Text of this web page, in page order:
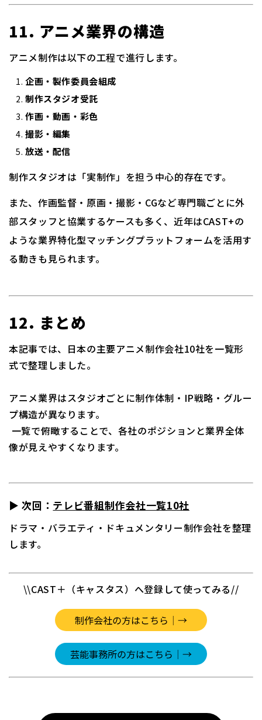
11. アニメ業界の構造
アニメ制作は以下の工程で進行します。
企画・製作委員会組成
制作スタジオ受託
作画・動画・彩色
撮影・編集
放送・配信
制作スタジオは「実制作」を担う中心的存在です。
また、作画監督・原画・撮影・CGなど専門職ごとに外
部スタッフと協業するケースも多く、近年はCAST+の
ような業界特化型マッチングプラットフォームを活用す
る動きも見られます。
12. まとめ
本記事では、日本の主要アニメ制作会社10社を一覧形
式で整理しました。
アニメ業界はスタジオごとに制作体制・IP戦略・グルー
プ構造が異なります。
一覧で俯瞰することで、各社のポジションと業界全体
像が見えやすくなります。
▶ 次回： テレビ番組制作会社一覧10社
ドラマ・バラエティ・ドキュメンタリー制作会社を整理
します。
\\CAST＋（キャスタス）へ登録して使ってみる//